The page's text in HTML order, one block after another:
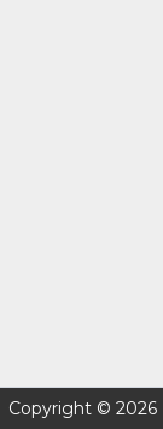
Copyright © 2026